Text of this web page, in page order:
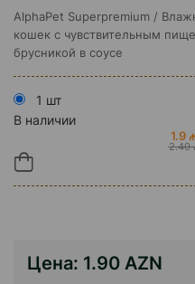
AlphaPet Superpremium /
кошек с чувствительным
брусникой в соусе
1 шт
В наличии
1.9
2.40
Цена: 1.90 AZN